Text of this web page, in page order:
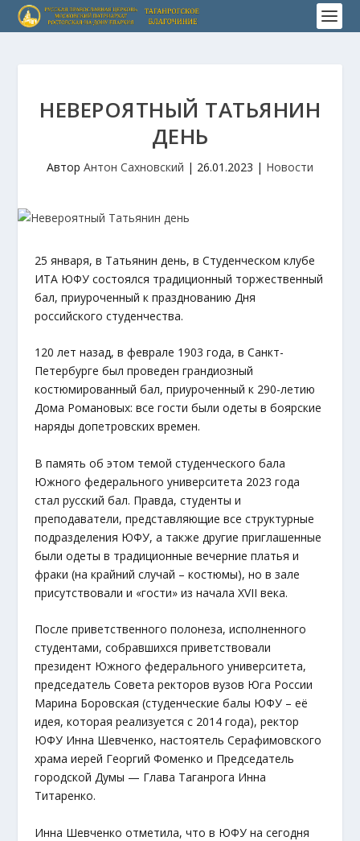
НЕВЕРОЯТНЫЙ ТАТЬЯНИН
ДЕНЬ
Автор Антон Сахновский | 26.01.2023 | Новости
25 января, в Татьянин день, в Студенческом клубе
ИТА ЮФУ состоялся традиционный торжественный
бал, приуроченный к празднованию Дня
российского студенчества.
120 лет назад, в феврале 1903 года, в Санкт-
Петербурге был проведен грандиозный
костюмированный бал, приуроченный к 290-летию
Дома Романовых: все гости были одеты в боярские
наряды допетровских времен.
В память об этом темой студенческого бала
Южного федерального университета 2023 года
стал русский бал. Правда, студенты и
преподаватели, представляющие все структурные
подразделения ЮФУ, а также другие приглашенные
были одеты в традиционные вечерние платья и
фраки (на крайний случай – костюмы), но в зале
присутствовали и «гости» из начала XVII века.
После приветственного полонеза, исполненного
студентами, собравшихся приветствовали
президент Южного федерального университета,
председатель Совета ректоров вузов Юга России
Марина Боровская (студенческие балы ЮФУ – её
идея, которая реализуется с 2014 года), ректор
ЮФУ Инна Шевченко, настоятель Серафимовского
храма иерей Георгий Фоменко и Председатель
городской Думы — Глава Таганрога Инна
Титаренко.
Инна Шевченко отметила, что в ЮФУ на сегодня